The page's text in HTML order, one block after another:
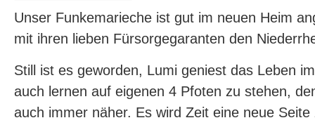
Unser Funkemarieche ist gut im neuen Heim
mit ihren lieben Fürsorgegaranten den
Still ist es geworden, Lumi geniest das Leben
auch lernen auf eigenen 4 Pfoten zu stehen,
auch immer näher. Es wird Zeit eine neue